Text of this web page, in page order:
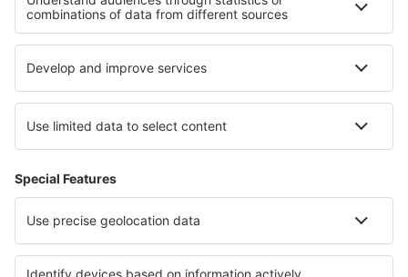
Cazare in Saxonia-Anhalt Cazare in Ore Mountains
Cazare in Parcul Național Ojcowski
Cazare în Gold Coast Cazare în Tunisia